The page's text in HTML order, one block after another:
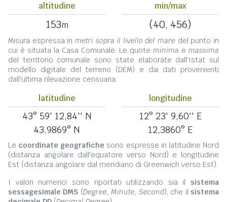
altitudine
153m
min/max
(40, 456)
Misura espressa in metri sopra il livello del mare del punto in
cui è situata la Casa Comunale. Le quote minima e massima
del territorio comunale sono state elaborate dall'Istat sul
modello digitale del terreno (DEM) e dai dati provenienti
dall'ultima rilevazione censuaria.
latitudine
43° 59' 12,84'' N
43,9869° N
longitudine
12° 23' 9,60'' E
12,3860° E
Le coordinate geografiche sono espresse in latitudine Nord
(distanza angolare dall'equatore verso Nord) e longitudine
Est (distanza angolare dal meridiano di Greenwich verso Est).
I valori numerici sono riportati utilizzando sia il sistema
sessagesimale DMS (Degree, Minute, Second), che il sistema